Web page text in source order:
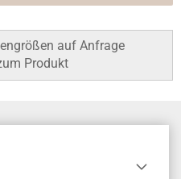
auf Anfrage
Produkt